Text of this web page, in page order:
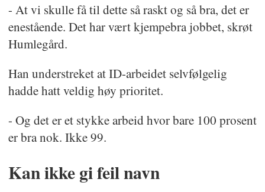
- At vi skulle få til dette så raskt og så bra, det er
enestående. Det har vært kjempebra jobbet, skrøt
Humlegård.
Han understreket at ID-arbeidet selvfølgelig
hadde hatt veldig høy prioritet.
- Og det er et stykke arbeid hvor bare 100 prosent
er bra nok. Ikke 99.
Kan ikke gi feil navn